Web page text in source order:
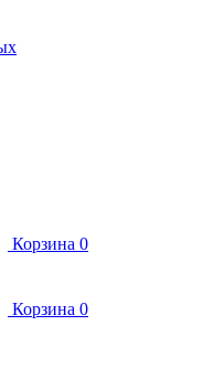
Корзина 0
Корзина 0